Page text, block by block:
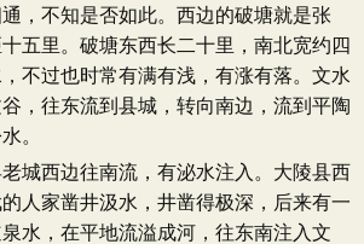
，不知是否如此。西边的破塘就是张
五里。破塘东西长二十里，南北宽约四
不过也时常有满有浅，有涨有落。文水
，往东流到县城，转向南边，流到平陶
。
西边往南流，有泌水注入。大陵县西
人家凿井汲水，井凿得极深，后来有一
水，在平地流溢成河，往东南注入文